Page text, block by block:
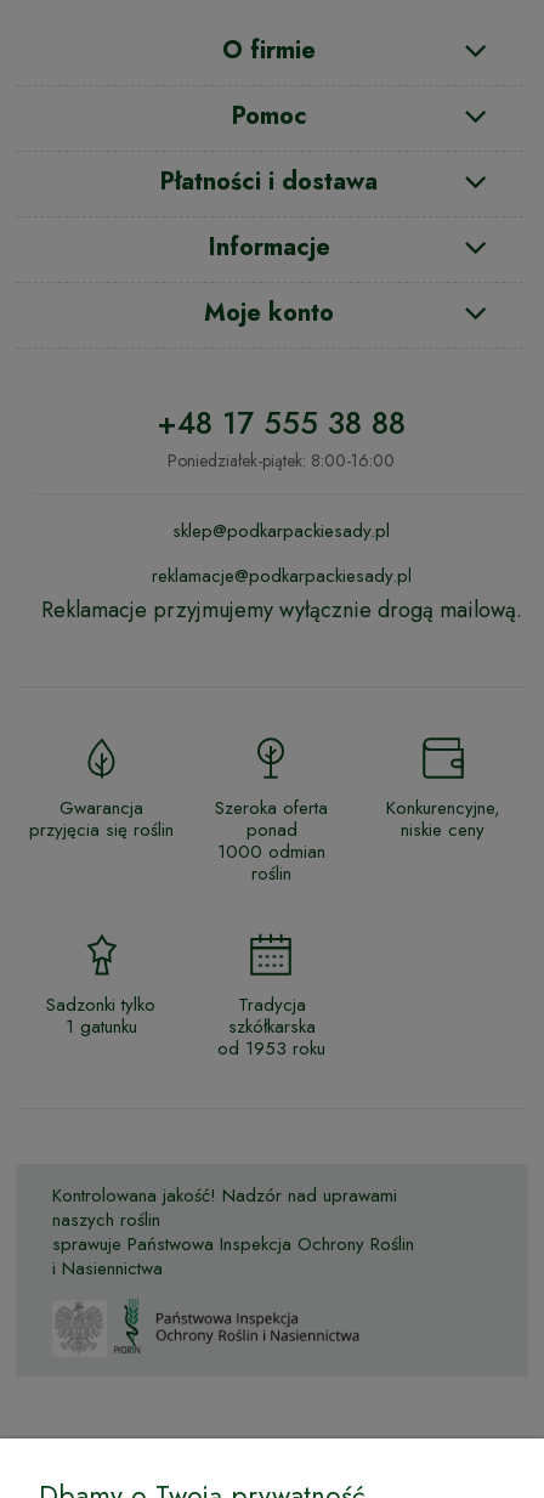
O firmie
Pomoc
Płatności i dostawa
Informacje
Moje konto
+48 17 555 38 88
Poniedziałek-piątek: 8:00-16:00
sklep@podkarpackiesady.pl
reklamacje@podkarpackiesady.pl
Reklamacje przyjmujemy wyłącznie drogą mailową.
Gwarancja
przyjęcia się roślin
Szeroka oferta
ponad
1000 odmian
roślin
Konkurencyjne,
niskie ceny
Sadzonki tylko
1 gatunku
Tradycja
szkółkarska
od 1953 roku
Kontrolowana jakość! Nadzór nad uprawami
naszych roślin
sprawuje Państwowa Inspekcja Ochrony Roślin
i Nasiennictwa